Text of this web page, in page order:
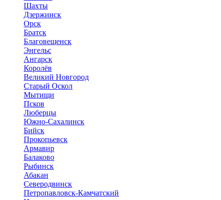
Шахты
Дзержинск
Орск
Братск
Благовещенск
Энгельс
Ангарск
Королёв
Великий Новгород
Старый Оскол
Мытищи
Псков
Люберцы
Южно-Сахалинск
Бийск
Прокопьевск
Армавир
Балаково
Рыбинск
Абакан
Северодвинск
Петропавловск-Камчатский